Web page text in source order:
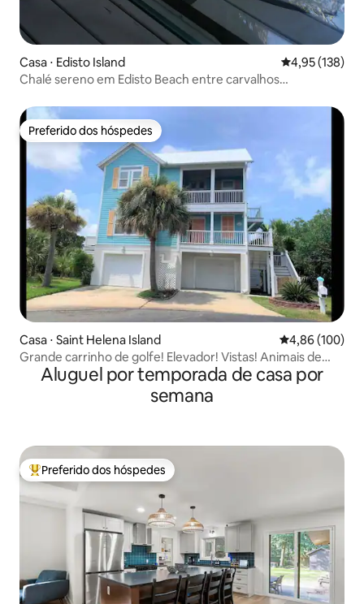
Casa ⋅ Edisto Island 4,95 de uma
4,95 (138)
Chalé sereno em Edisto Beach entre carvalhos
Preferido dos hóspedes
Preferido dos hóspedes
Casa ⋅ Saint Helena Island 4,86 de uma
4,86 (100)
Grande carrinho de golfe! Elevador! Vistas! Animais de
estimação! Acessível!
Aluguel por temporada de casa por
semana
Entre os melhores preferidos dos hóspedes
Preferido dos hóspedes